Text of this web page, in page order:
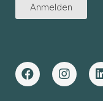
Anmelden